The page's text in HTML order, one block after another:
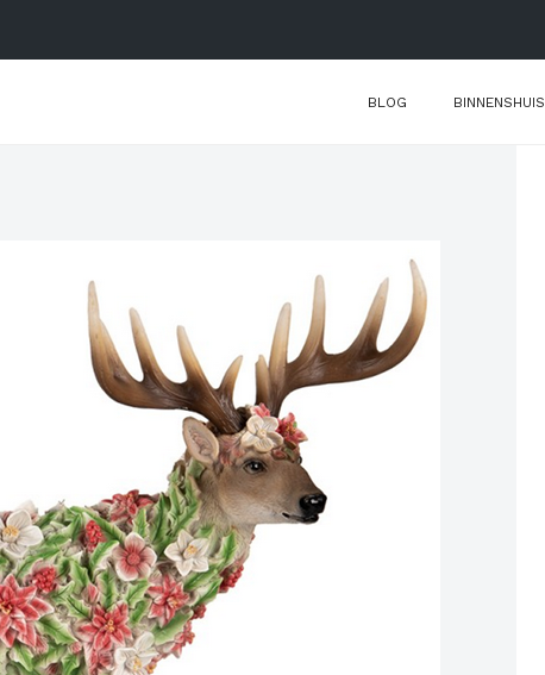
BLOG BINNENSHUIS